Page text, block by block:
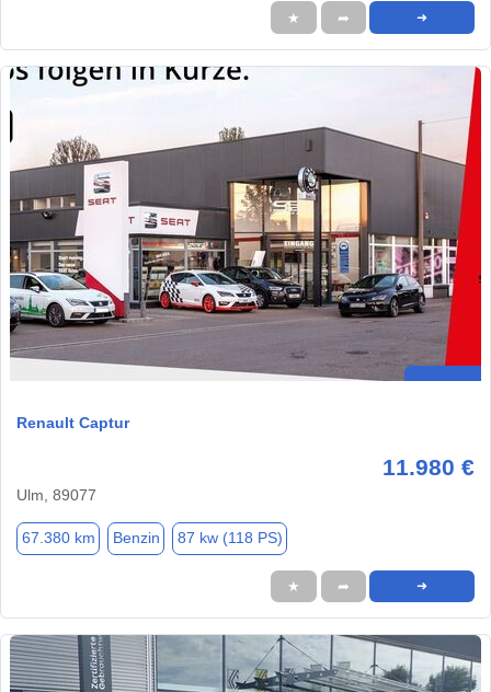
★ ➦ ➜
Renault Captur
11.980 €
Ulm, 89077
67.380 km Benzin 87 kw (118 PS)
★ ➦ ➜